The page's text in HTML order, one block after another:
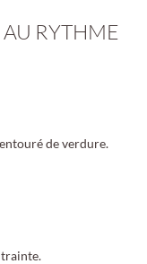
RYTHME
de verdure.